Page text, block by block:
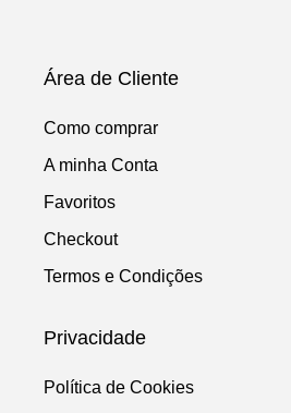
Área de Cliente
Como comprar
A minha Conta
Favoritos
Checkout
Termos e Condições
Privacidade
Política de Cookies